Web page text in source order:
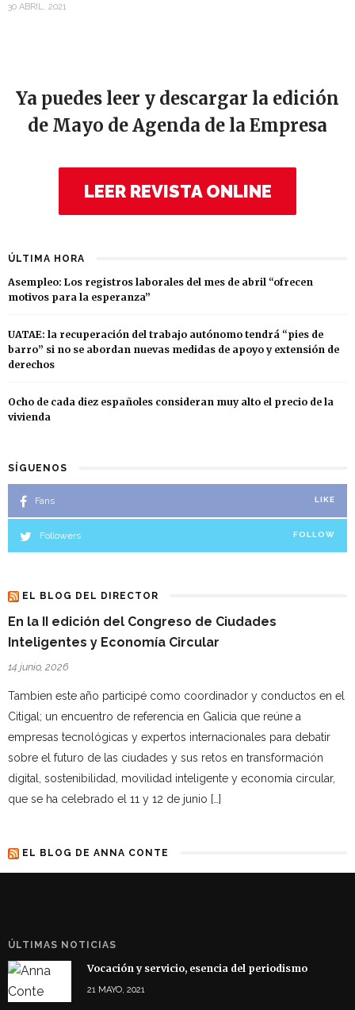
30 ABRIL, 2021
Ya puedes leer y descargar la edición
de Mayo de Agenda de la Empresa
LEER REVISTA ONLINE
ÚLTIMA HORA
Asempleo: Los registros laborales del mes de abril “ofrecen
motivos para la esperanza”
UATAE: la recuperación del trabajo autónomo tendrá “pies de
barro” si no se abordan nuevas medidas de apoyo y extensión de
derechos
Ocho de cada diez españoles consideran muy alto el precio de la
vivienda
SÍGUENOS
Fans LIKE
Followers FOLLOW
EL BLOG DEL DIRECTOR
En la II edición del Congreso de Ciudades
Inteligentes y Economía Circular
14 junio, 2026
Tambien este año participé como coordinador y conductos en el
Citigal; un encuentro de referencia en Galicia que reúne a
empresas tecnológicas y expertos internacionales para debatir
sobre el futuro de las ciudades y sus retos en transformación
digital, sostenibilidad, movilidad inteligente y economía circular,
que se ha celebrado el 11 y 12 de junio […]
EL BLOG DE ANNA CONTE
ÚLTIMAS NOTICIAS
Vocación y servicio, esencia del periodismo
21 MAYO, 2021